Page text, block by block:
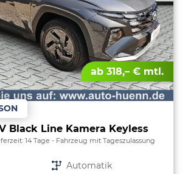
ab 318,– € mtl.
Black Line Kamera Keyless
14 Tage Fahrzeug mit Tageszulassung
Getriebe Automatik